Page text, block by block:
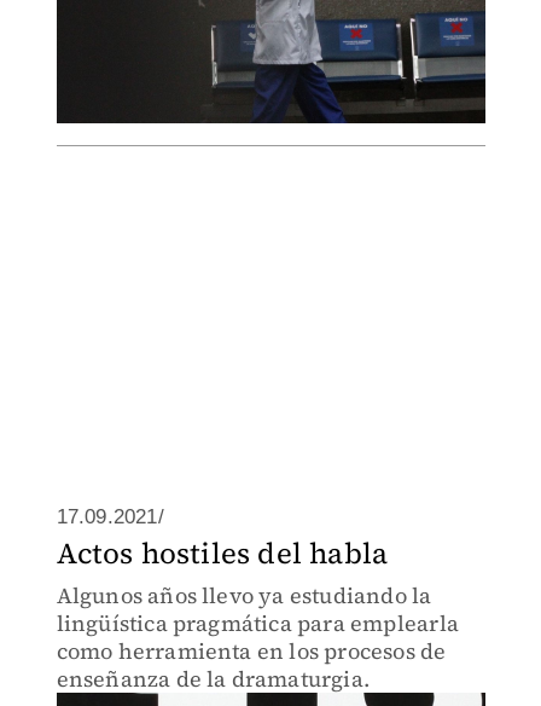
17.09.2021/
Actos hostiles del habla
Algunos años llevo ya estudiando la
lingüística pragmática para emplearla
como herramienta en los procesos de
enseñanza de la dramaturgia.